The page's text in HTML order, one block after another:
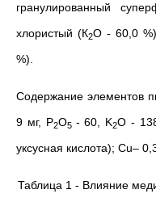
гранулированный
хлористый (К2О - 60,0
%).
Содержание элементов
9 мг, P2O5 - 60, K2O -
уксусная кислота); Cu–
Таблица 1 - Влияние